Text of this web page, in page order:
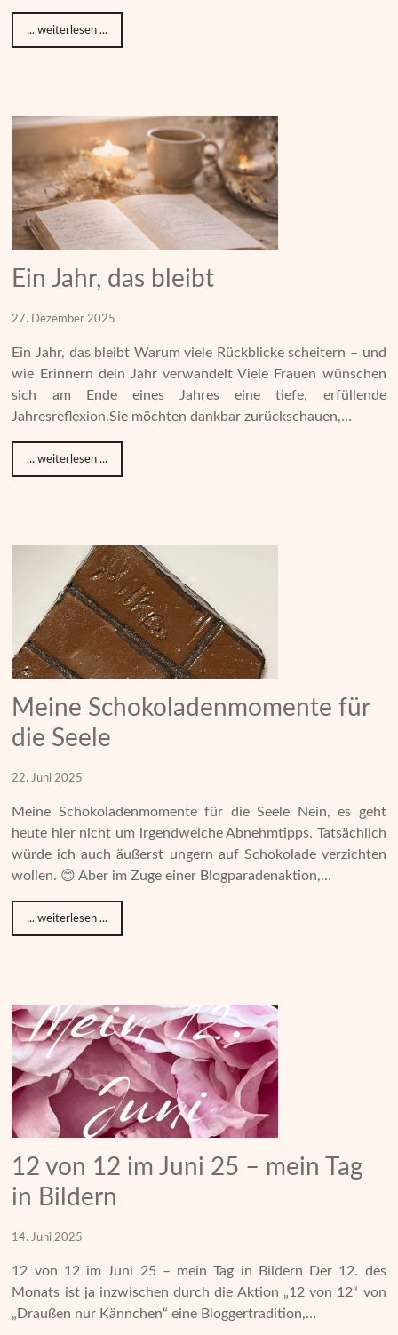
... weiterlesen ...
Ein Jahr, das bleibt
27. Dezember 2025
Ein Jahr, das bleibt Warum viele Rückblicke scheitern – und
wie Erinnern dein Jahr verwandelt Viele Frauen wünschen
sich am Ende eines Jahres eine tiefe, erfüllende
Jahresreflexion.Sie möchten dankbar zurückschauen,…
... weiterlesen ...
Meine Schokoladenmomente für
die Seele
22. Juni 2025
Meine Schokoladenmomente für die Seele Nein, es geht
heute hier nicht um irgendwelche Abnehmtipps. Tatsächlich
würde ich auch äußerst ungern auf Schokolade verzichten
wollen. 😊 Aber im Zuge einer Blogparadenaktion,…
... weiterlesen ...
12 von 12 im Juni 25 – mein Tag
in Bildern
14. Juni 2025
12 von 12 im Juni 25 – mein Tag in Bildern Der 12. des
Monats ist ja inzwischen durch die Aktion „12 von 12“ von
„Draußen nur Kännchen“ eine Bloggertradition,…